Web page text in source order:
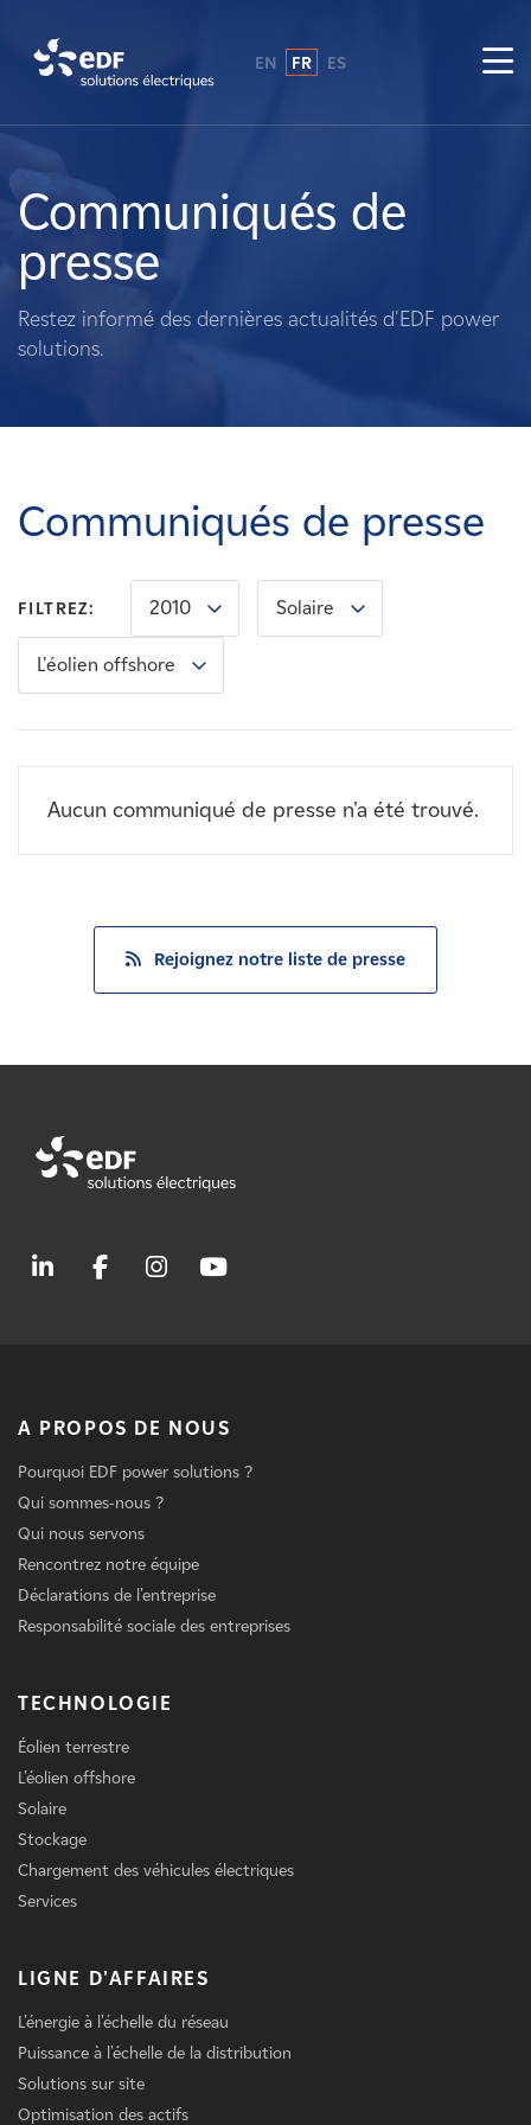
A propos de nous
Ce que nous faisons
Propriétaires fonciers
Carrières
Nouvelles
Contactez-nous
EN FR ES
Communiqués de
presse
Restez informé des dernières actualités d'EDF power
solutions.
Communiqués de presse
FILTREZ: 2010 Solaire
L'éolien offshore
Aucun communiqué de presse n'a été trouvé.
Rejoignez notre liste de presse
A PROPOS DE NOUS
Pourquoi EDF power solutions ?
Qui sommes-nous ?
Qui nous servons
Rencontrez notre équipe
Déclarations de l'entreprise
Responsabilité sociale des entreprises
TECHNOLOGIE
Éolien terrestre
L'éolien offshore
Solaire
Stockage
Chargement des véhicules électriques
Services
LIGNE D'AFFAIRES
L'énergie à l'échelle du réseau
Puissance à l'échelle de la distribution
Solutions sur site
Optimisation des actifs